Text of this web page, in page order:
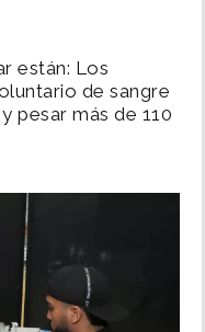
están: Los
de sangre
pesar más de 110